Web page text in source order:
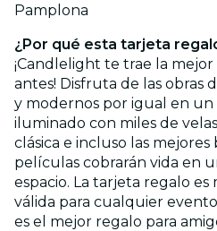
Pamplona
¿Por qué esta tarjeta
¡Candlelight te trae la
antes! Disfruta de las obras
y modernos por igual en
iluminado con miles de
clásica e incluso las mejores
películas cobrarán vida en
espacio. La tarjeta regalo
válida para cualquier
es el mejor regalo para